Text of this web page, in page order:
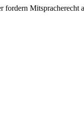
Mitspracherecht